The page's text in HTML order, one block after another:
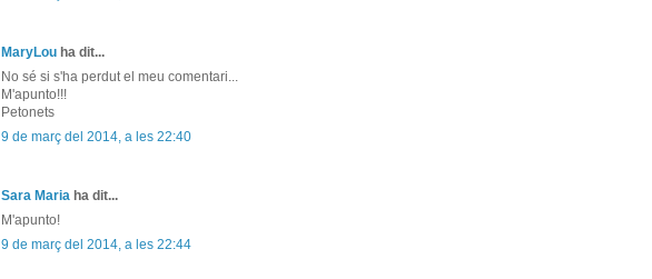
MaryLou ha dit...
No sé si s'ha perdut el meu comentari...
M'apunto!!!
Petonets
9 de març del 2014, a les 22:40
Sara Maria ha dit...
M'apunto!
9 de març del 2014, a les 22:44